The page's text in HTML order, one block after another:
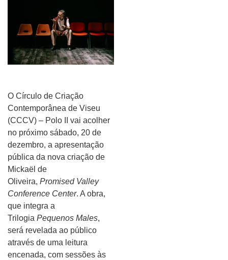
O Círculo de Criação
Contemporânea de Viseu
(CCCV) – Polo II vai acolher
no próximo sábado, 20 de
dezembro, a apresentação
pública da nova criação de
Mickaël de
Oliveira, Promised Valley
Conference Center. A obra,
que integra a
Trilogia Pequenos Males,
será revelada ao público
através de uma leitura
encenada, com sessões às